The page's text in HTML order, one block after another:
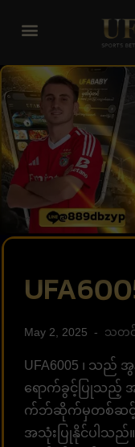
May 2, 2025 သတင်
UFA6005 ၊ သည်
ရောက်ခွင့်ပြုသည့်
က်ဘ်ဆိုက်မှတစ်ဆင့်
အသုံးပြုနိုင်ပါသည်